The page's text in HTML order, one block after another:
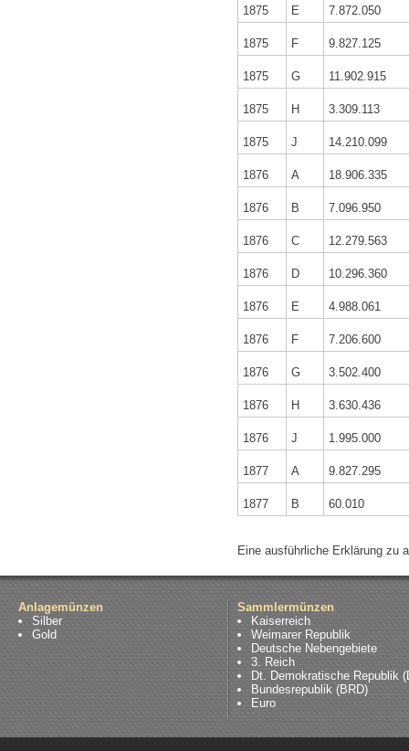
1875 E 7.872.050
1875 F 9.827.125
1875 G 11.902.915
1875 H 3.309.113
1875 J 14.210.099
1876 A 18.906.335
1876 B 7.096.950
1876 C 12.279.563
1876 D 10.296.360
1876 E 4.988.061
1876 F 7.206.600
1876 G 3.502.400
1876 H 3.630.436
1876 J 1.995.000
1877 A 9.827.295
1877 B 60.010
Eine ausführliche Erklärung zu
Anlagemünzen
Silber
Gold
Sammlermünzen
Kaiserreich
Weimarer Republik
Deutsche Nebengebiete
3. Reich
Dt. Demokratische Republik
Bundesrepublik (BRD)
Euro